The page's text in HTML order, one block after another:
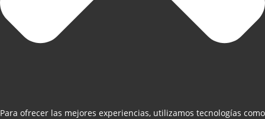
Para ofrecer las mejores experiencias, utilizamos tecnologías como